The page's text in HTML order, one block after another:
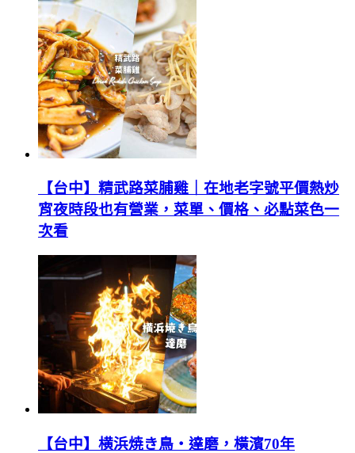
【台中】精武路菜脯雞｜在地老字號平價熱炒
宵夜時段也有營業，菜單、價格、必點菜色一
次看
【台中】横浜焼き鳥‧達磨，橫濱70年